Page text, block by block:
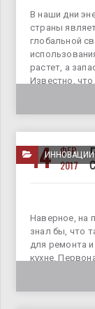
В наши дни
страны
глобальной
растет, а
Известно,
ИННОВАЦИИ
14
ФЕВ
2017
Наверное, на
знал бы, что
для ремонта
кухне.